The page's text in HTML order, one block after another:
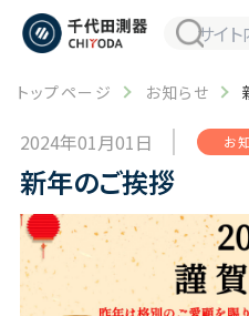
トップページ お知らせ
2024年01月01日 お
新年のご挨拶